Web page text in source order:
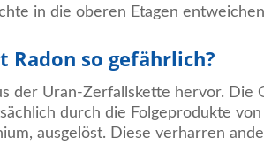
in die oberen Etagen
Radon so gefährlich?
der Uran-Zerfallskette hervor. Die
durch die Folgeprodukte
ausgelöst. Diese verharren